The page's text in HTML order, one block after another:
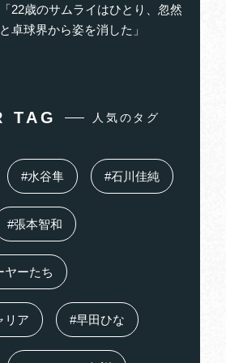
「22歳のサムライはひとり、忽然
と卓球界から姿を消した」
TAG 人気のタグ
#水谷隼 #石川佳純
#張本智和
ヤーたち
リア #早田ひな